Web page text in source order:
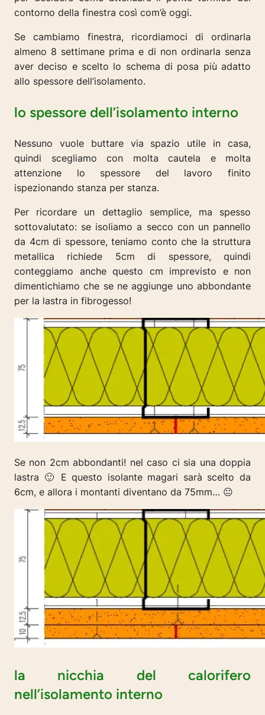
contorno della finestra così com’è oggi.
Se cambiamo finestra, ricordiamoci di ordinarla
almeno 8 settimane prima e di non ordinarla senza
aver deciso e scelto lo schema di posa più adatto
allo spessore dell’isolamento.
lo spessore dell’isolamento interno
Nessuno vuole buttare via spazio utile in casa,
quindi scegliamo con molta cautela e molta
attenzione lo spessore del lavoro finito
ispezionando stanza per stanza.
Per ricordare un dettaglio semplice, ma spesso
sottovalutato: se isoliamo a secco con un pannello
da 4cm di spessore, teniamo conto che la struttura
metallica richiede 5cm di spessore, quindi
conteggiamo anche questo cm imprevisto e non
dimentichiamo che se ne aggiunge uno abbondante
per la lastra in fibrogesso!
Se non 2cm abbondanti! nel caso ci sia una doppia
lastra 🙂 E questo isolante magari sarà scelto da
6cm, e allora i montanti diventano da 75mm… 😐
la nicchia del calorifero
nell’isolamento interno